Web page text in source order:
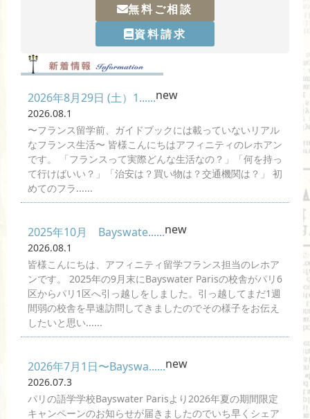
無料ご相談
資料請求
2026年8月29日 (土）1......new
2026.08.1
〜フランス留学前、ガイドブックには載っていないリアル
なフランス生活〜 皆様こんにちはアフィニティのレホアン
です。 「フランスって実際どんな生活なの？」「何を持っ
て行けばいい？」「治安は？買い物は？交通機関は？」 初
めてのフラ......
2025年10月 Bayswate......new
2026.08.1
皆様こんにちは、アフィニティ留学フランス担当のレホア
ンです。 2025年の9月末にBayswater Parisの校舎がパリ6
区からパリ1区へ引っ越しをしました。引っ越してまだ1週
間弱の校舎を早速訪問してきましたのでその様子をお伝え
したいと思い......
2026年7月1日〜Bayswa......new
2026.07.3
パリの語学学校Bayswater Parisより2026年夏の期間限定
キャンペーンのお知らせが届きましたのでいち早くシェア